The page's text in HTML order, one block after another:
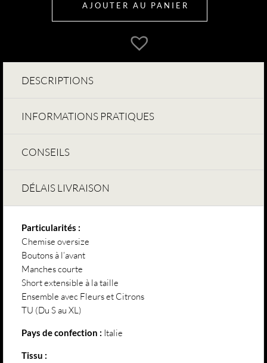
AJOUTER AU PANIER
DESCRIPTIONS
INFORMATIONS PRATIQUES
CONSEILS
DÉLAIS LIVRAISON
Particularités :
Chemise oversize
Boutons à l’avant
Manches courte
Short extensible à la taille
Ensemble avec Fleurs et Citrons
TU (Du S au XL)
Pays de confection : Italie
Tissu :